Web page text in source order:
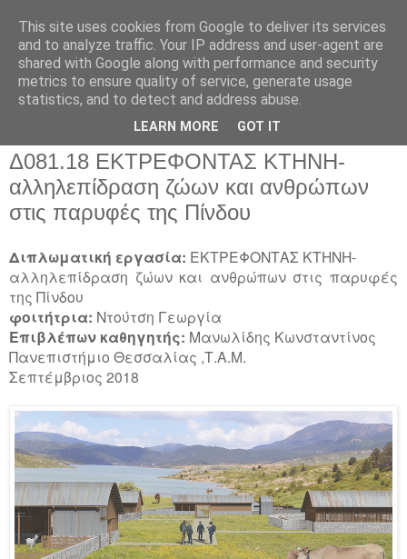
Δ081.18 ΕΚΤΡΕΦΟΝΤΑΣ ΚΤΗΝΗ-
αλληλεπίδραση ζώων και ανθρώπων
στις παρυφές της Πίνδου
Διπλωματική εργασία: ΕΚΤΡΕΦΟΝΤΑΣ ΚΤΗΝΗ-
αλληλεπίδραση ζώων και ανθρώπων στις παρυφές
της Πίνδου
φοιτήτρια: Ντούτση Γεωργία
Επιβλέπων καθηγητής: Μανωλίδης Κωνσταντίνος
Πανεπιστήμιο Θεσσαλίας ,Τ.Α.Μ.
Σεπτέμβριος 2018
This site uses cookies from Google to deliver its services
and to analyze traffic. Your IP address and user-agent are
shared with Google along with performance and security
metrics to ensure quality of service, generate usage
statistics, and to detect and address abuse.
LEARN MORE GOT IT